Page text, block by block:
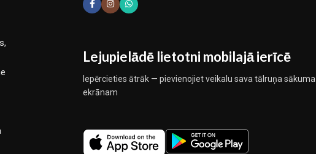
Lejupielādē lietotni mobilajā ierīcē
Iepērcieties ātrāk — pievienojiet veikalu sava tālruņa sākuma
ekrānam